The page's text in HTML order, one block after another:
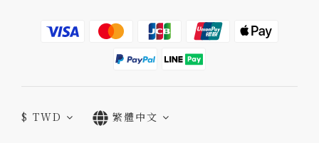
$ TWD 繁體中文